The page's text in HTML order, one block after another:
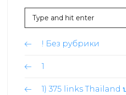
! Без рубрики
1
1) 375 links Thailand